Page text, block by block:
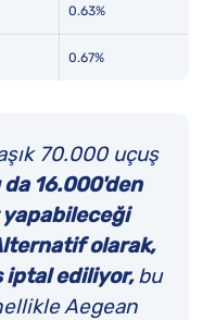
0.63%
0.67%
70.000 uçuş
da 16.000'den
olarak,
iptal ediliyor,bu
Aegean